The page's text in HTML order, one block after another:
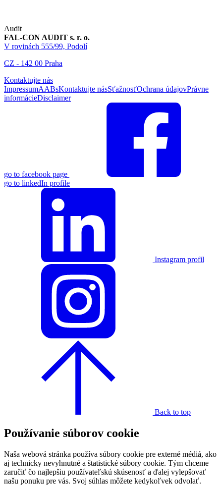
Audit
FAL-CON AUDIT s. r. o.
V rovinách 555/99, Podolí
CZ - 142 00 Praha
Kontaktujte nás
ImpressumAABsKontaktujte násSťažnosťOchrana údajovPrávne
informácieDisclaimer
go to facebook page
go to linkedIn profile
Instagram profil
Back to top
Používanie súborov cookie
Naša webová stránka používa súbory cookie pre externé médiá, ako
aj technicky nevyhnutné a štatistické súbory cookie. Tým chceme
zaručiť čo najlepšiu používateľskú skúsenosť a ďalej vylepšovať
našu ponuku pre vás. Svoj súhlas môžete kedykoľvek odvolať.